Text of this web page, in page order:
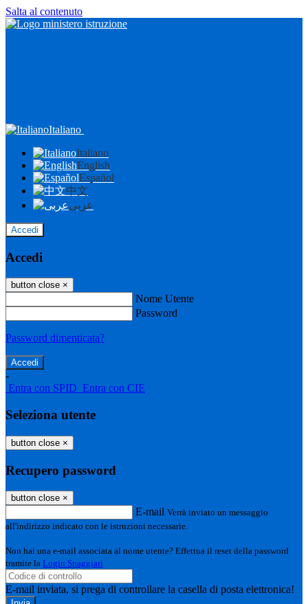
Salta al contenuto
Italiano
Italiano
English
Español
中文
عربى
Accedi
Accedi
button close ×
Nome Utente
Password
Password dimenticata?
-
Entra con SPID Entra con CIE
Seleziona utente
button close ×
Recupero password
button close ×
E-mail Verrà inviato un messaggio
all'indirizzo indicato con le istruzioni necessarie.
Non hai una e-mail associata al nome utente? Effettua il reset della password
tramite la Login Spaggiari
E-mail inviata, si prega di controllare la casella di posta elettronica!